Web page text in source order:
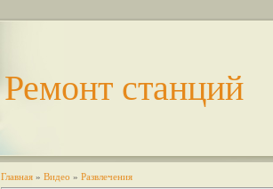
Ремонт станций
Главная » Видео » Развлечения